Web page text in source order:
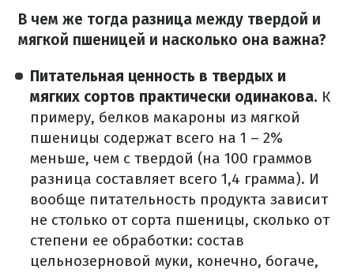
В чем же тогда разница между твердой и
мягкой пшеницей и насколько она важна?
Питательная ценность в твердых и
мягких сортов практически одинакова. К
примеру, белков макароны из мягкой
пшеницы содержат всего на 1 – 2%
меньше, чем с твердой (на 100 граммов
разница составляет всего 1,4 грамма). И
вообще питательность продукта зависит
не столько от сорта пшеницы, сколько от
степени ее обработки: состав
цельнозерновой муки, конечно, богаче,